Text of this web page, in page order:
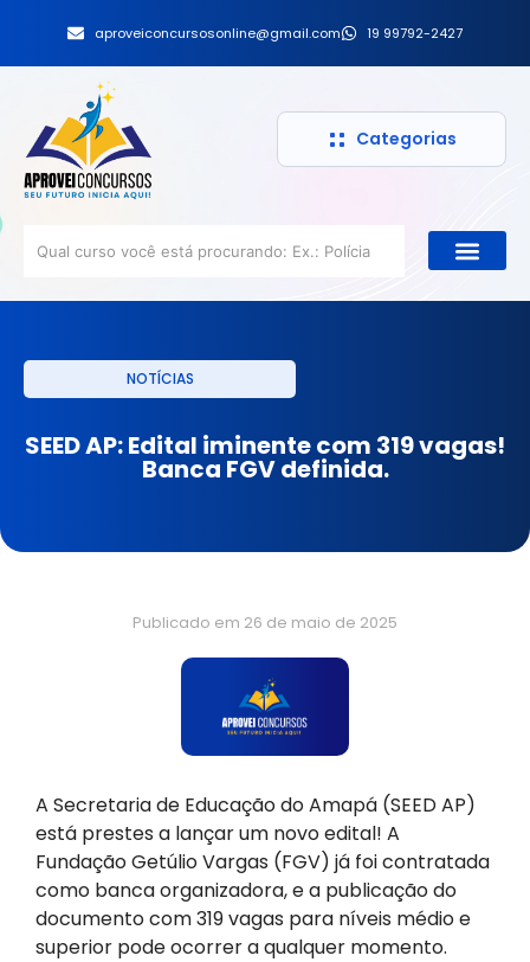
aproveiconcursosonline@gmail.com 19 99792-2427
Categorias
NOTÍCIAS
SEED AP: Edital iminente com 319 vagas!
Banca FGV definida.
Publicado em 26 de maio de 2025
A Secretaria de Educação do Amapá (SEED AP)
está prestes a lançar um novo edital! A
Fundação Getúlio Vargas (FGV) já foi contratada
como banca organizadora, e a publicação do
documento com 319 vagas para níveis médio e
superior pode ocorrer a qualquer momento.